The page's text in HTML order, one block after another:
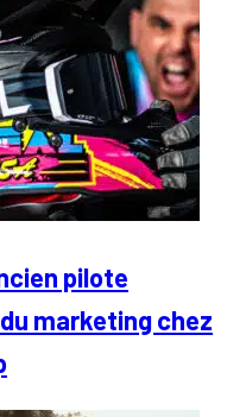
pilote
marketing chez